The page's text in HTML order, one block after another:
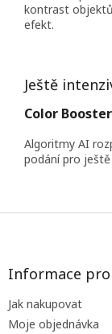
kontrast
efekt.
Ještě
Color
Algoritmy AI
podání pro
Z
Informace pro
Jak nakupovat
Moje objednávka